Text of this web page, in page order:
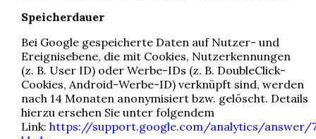
Speicherdauer
Bei Google gespeicherte Daten auf Nutzer- und
Ereignisebene, die mit Cookies, Nutzerkennungen
(z. B. User ID) oder Werbe-IDs (z. B. DoubleClick-
Cookies, Android-Werbe-ID) verknüpft sind, werden
nach 14 Monaten anonymisiert bzw. gelöscht. Details
hierzu ersehen Sie unter folgendem
Link: https://support.google.com/analytics/answer/